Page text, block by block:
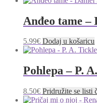
Anđeo tame –
5.99€ Dodaj u košaricu
Pohlepa – P.
8.50€ Pridružite se listi